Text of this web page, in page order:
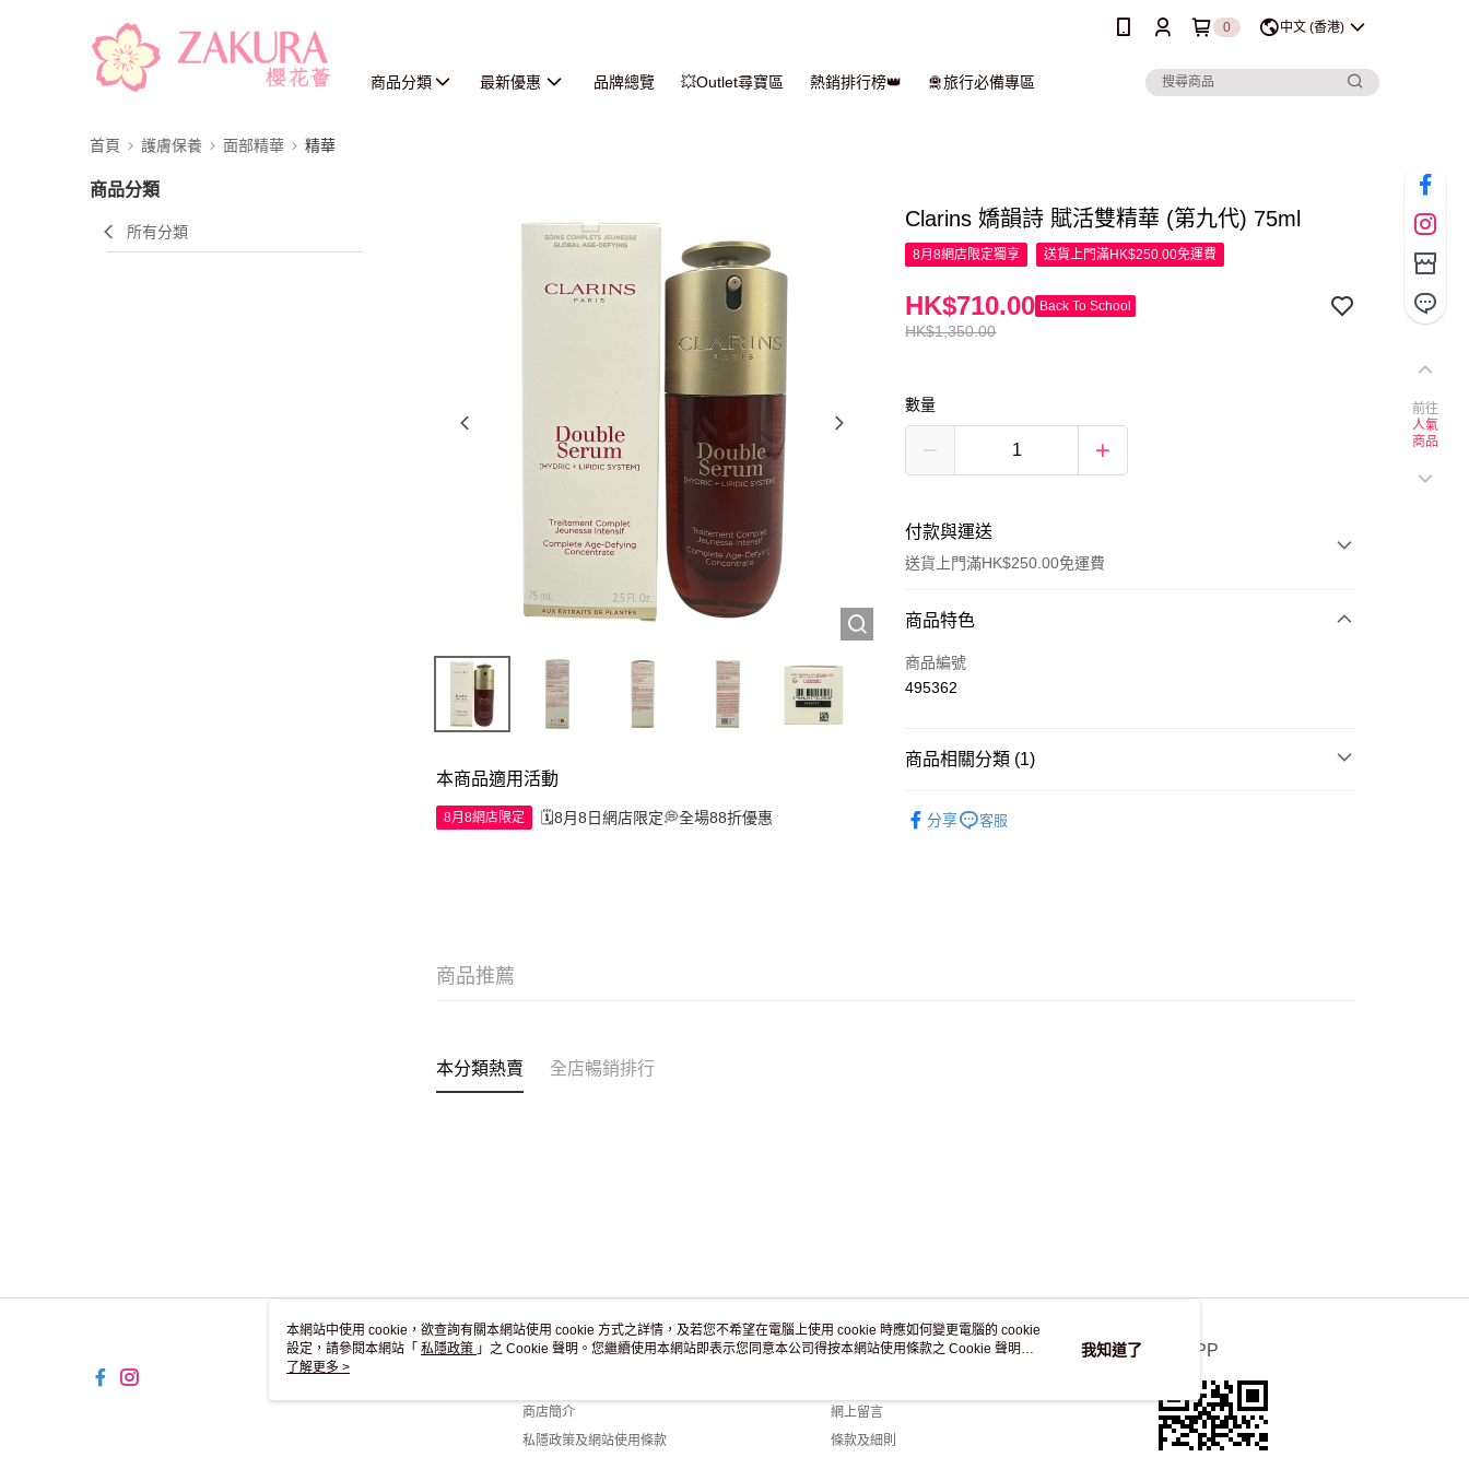
0 中文 (香港)
商品分類 最新優惠 品牌總覽 💥Outlet尋寶區 熱銷排行榜👑 🛅旅行必備專區
首頁 護膚保養 面部精華 精華
商品分類
所有分類
本商品適用活動
8月8網店限定 🗓️8月8日網店限定💭全場88折優惠
Clarins 嬌韻詩 賦活雙精華 (第九代) 75ml
8月8網店限定獨享 送貨上門滿HK$250.00免運費
HK$1,350.00
HK$710.00 Back To School
數量
付款與運送
送貨上門滿HK$250.00免運費
付款方式
信用卡
商品特色
商品編號
495362
商品相關分類 (1)
分享
客服
商品推薦
本分類熱賣 全店暢銷排行
關於我們
商店簡介
私隱政策及網站使用條款
客戶服務
網上留言
條款及細則
官方APP
前往
人氣
商品
本網站中使用 cookie，欲查詢有關本網站使用 cookie 方式之詳情，及若您不希望在電腦上使用 cookie 時應如何變更電腦的 cookie
設定，請參閱本網站「 私隱政策 」之 Cookie 聲明。您繼續使用本網站即表示您同意本公司得按本網站使用條款之 Cookie 聲明使
用 cookie。
了解更多 >
我知道了